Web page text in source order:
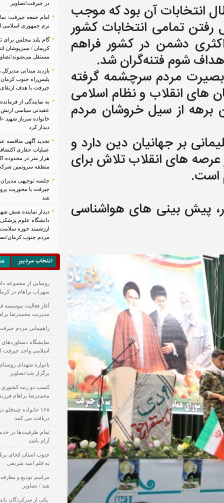
بود که موجب
کشور
فراهم
شد.
گرفته
نظام اسلامی
مردم
دین دارد و
تلاش برای
هواشناسی
امام جمعه جیرفت: نماز جمعه حلقه راهبردی قدرت
نرم جمهوری اسلامی است/تصاویر
گام بلند مجلس برای تثبیت امنیت پایدار در دیار
کریمان / سبزپوشان انتظامی در جنوب کرمان
مستقل می‌شوند/تصاویر
بازدید میدانی مدیرکل راهداری و فرمانده قرارگاه
پلیس‌راه جنوب کرمان از محورهای مواصلاتی
جیرفت با هدف ارتقای ایمنی راه‌ها
به نمایندگی از فرمانده کل ارتش؛رئیس سازمان
عقیدتی سیاسی ارتش جمهوری اسلامی ایران با
خانواده سرباز شهید «ابوالفضل ملایی» در عنبرآباد
تجدید آگهی مناقصه عمومی انتخاب پیمانکار انجام
عملیات حفاری اکتشافی مغزه گیری به میزان ۲۰
هزار متر در محدوده اکتشافی جبال بارز جیرفت-
منطقه سروتمین شرکت معدنی و صنعتی گهرزمین
جلسه توجیهی مدیران مدارس ابتدایی شهرستان
جیرفت با محوریت پروژه مهر و ستاد ثبت‌نام برگزار
دیدار نماینده شش شهرستان جنوبی با رئیس
دانشگاه علوم پزشکی جیرفت تجلیل از تلاش‌های
ارزشمند حوزه سلامت در مسیر خدمت‌رسانی به
انتخاب سردبير مشكلات شهر
رونمایی از مجموعه داستان “خاطرخواه” اثر
سهراب براهام در کرمان
آغاز فعالیت موسسه فرهنگی و هنری تمدن جاوید با
مدیریت محمدرضا براهام
راهپیمایی مردم جیرفت در ۱۳ آبان / تصاویر
نمایشگاه دستاوردهای پژوهشی دانشگاه آزاد
اسلامی واحد جیرفت افتتاح شد/تصاویر
یادواره شهدای روستای رومرز بخش مرکزی جیرفت
برگزار شد/تصاویر
کسب دو رتبه کشوری در شعر نو و عکس توسط
محمدرضا براهام فرزند جیرفت
۱۶۸ خانواده چندقلو در جیرفت از بهزیستی خدمات
دریافت می کنند
تمام ظرفیت‌ها در خدمت ایجاد انتخاباتی پرشور و
آرام باشد
جنوب استان کجای برنامه های توسعه قرار دارد؟!/
به قلم امید شریفی
مراسم تودیع و معارفه فرماندار رودبار جنوب برگزار
شد / تصاویر
‍ یکی از سرکردگان باندهای عمده قاچاق مسلح مواد